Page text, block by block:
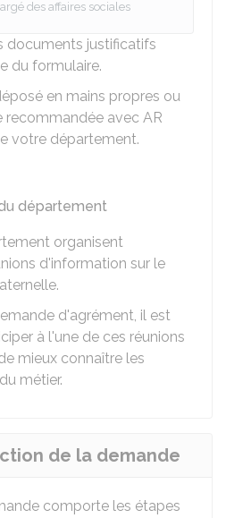
des affaires sociales
documents justificatifs
du formulaire.
en mains propres ou
recommandée avec AR
votre département.
département
organisent
d'information sur le
d'agrément, il est
à l'une de ces réunions
mieux connaître les
métier.
de la demande
comporte les étapes